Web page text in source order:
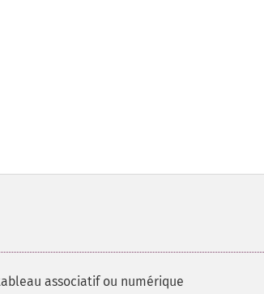
associatif ou numérique